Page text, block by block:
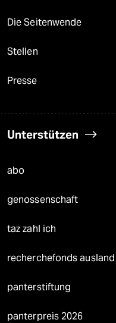
Die Seitenwende
Stellen
Presse
Unterstützen
abo
genossenschaft
taz zahl ich
recherchefonds ausland
panterstiftung
panterpreis 2026